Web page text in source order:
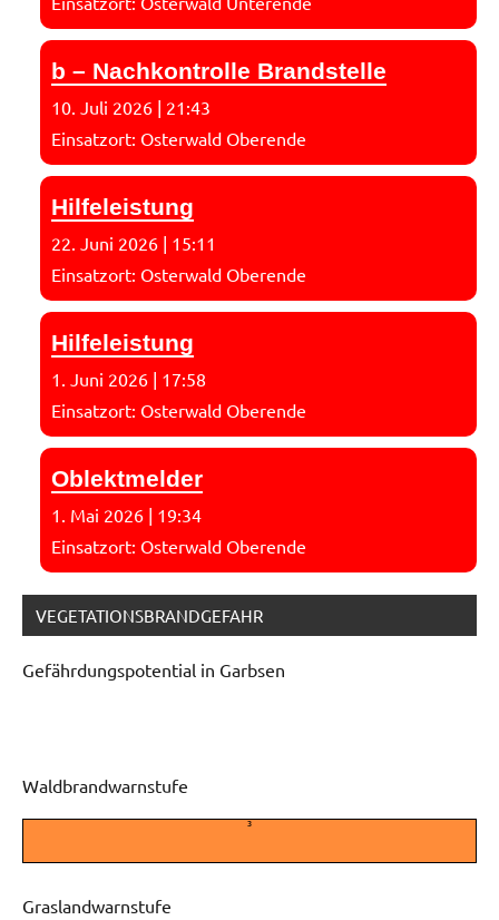
b – Nachkontrolle Brandstelle
10. Juli 2026 | 21:43
Einsatzort: Osterwald Oberende
Hilfeleistung
22. Juni 2026 | 15:11
Einsatzort: Osterwald Oberende
Hilfeleistung
1. Juni 2026 | 17:58
Einsatzort: Osterwald Oberende
Oblektmelder
1. Mai 2026 | 19:34
Einsatzort: Osterwald Oberende
VEGETATIONSBRANDGEFAHR
Gefährdungspotential in Garbsen
Waldbrandwarnstufe
3
Graslandwarnstufe